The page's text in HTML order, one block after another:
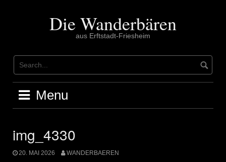
Die Wanderbären
aus Erftstadt-Friesheim
Menu
img_4330
20. MAI 2026 WANDERBAEREN